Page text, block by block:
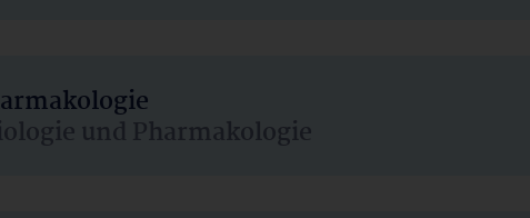
und Pharmakologie